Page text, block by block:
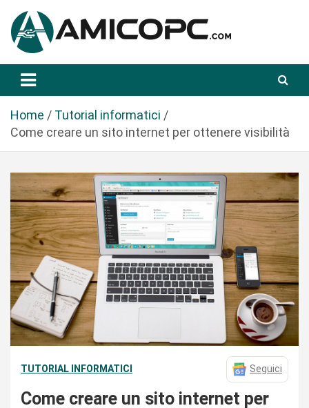
a
Amicopc.com
Home
Tutorial informatici
Come creare un sito internet per ottenere visibilità
TUTORIAL INFORMATICI Seguici
Come creare un sito internet per